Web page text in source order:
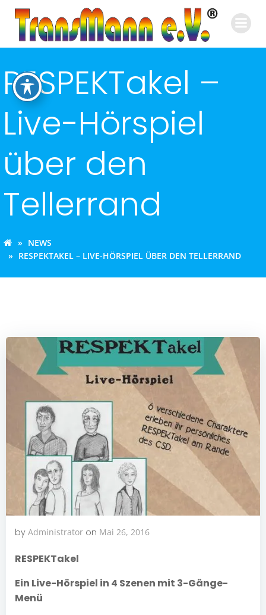
Inhalt
springen
RESPEKTakel –
Live-Hörspiel
über den
Tellerrand
NEWS
RESPEKTAKEL – LIVE-HÖRSPIEL ÜBER DEN TELLERRAND
by Administrator on Mai 26, 2016
RESPEKTakel
Ein Live-Hörspiel in 4 Szenen mit 3-Gänge-
Menü